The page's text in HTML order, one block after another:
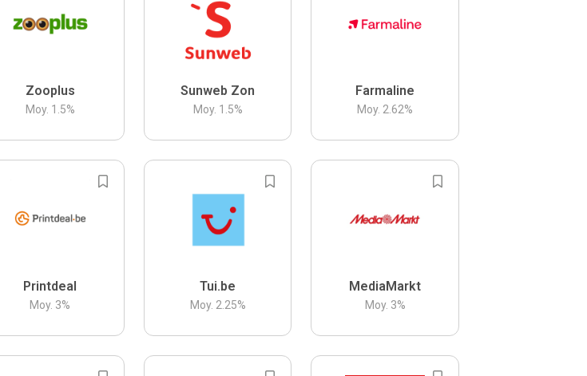
Zooplus
Moy. 1.5%
Sunweb Zon
Moy. 1.5%
Farmaline
Moy. 2.62%
Printdeal
Moy. 3%
Tui.be
Moy. 2.25%
MediaMarkt
Moy. 3%